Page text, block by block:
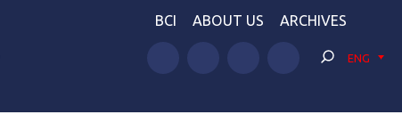
BCI ABOUT US ARCHIVES
ENG